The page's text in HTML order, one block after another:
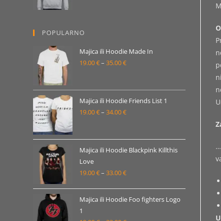
33.00 €
POPULARNO
Majica ili Hoodie Made In
19.00€– 35.00€Raspon
od
19.00 €
do
Majica ili Hoodie Friends List 1
19.00€– 34.00€Raspon
od
19.00 €
34.00 €
Majica ili Hoodie Blackpink Killthis
Love
19.00€– 33.00€Raspon
od
Majica ili Hoodie Foo fighters Logo
1